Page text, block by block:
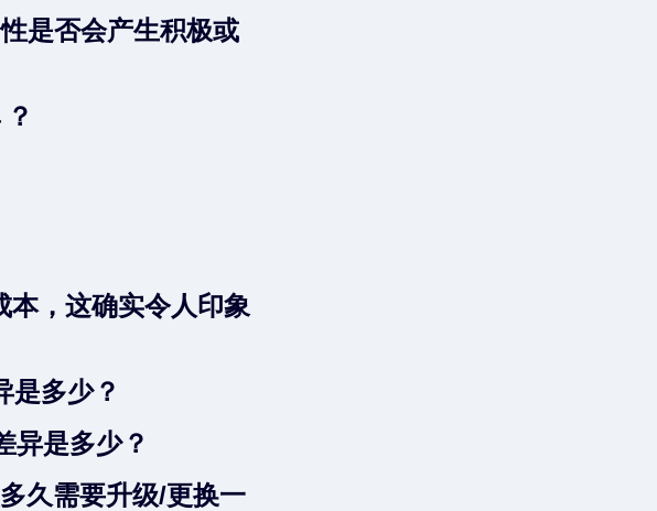
是否会产生积极或
本，这确实令人印象
是多少？
异是多少？
久需要升级/更换一